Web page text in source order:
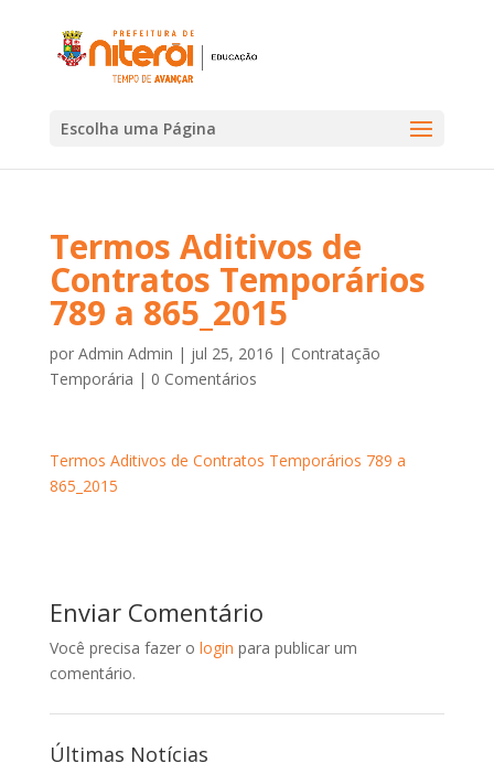
Escolha uma Página
Termos Aditivos de
Contratos Temporários
789 a 865_2015
por Admin Admin | jul 25, 2016 | Contratação
Temporária | 0 Comentários
Termos Aditivos de Contratos Temporários 789 a
865_2015
Enviar Comentário
Você precisa fazer o login para publicar um
comentário.
Últimas Notícias